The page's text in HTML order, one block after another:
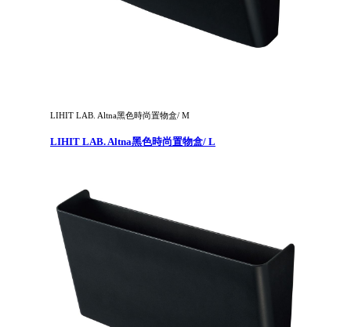
LIHIT LAB. Altna黑色時尚置物盒/ M
LIHIT LAB. Altna黑色時尚置物盒/ L